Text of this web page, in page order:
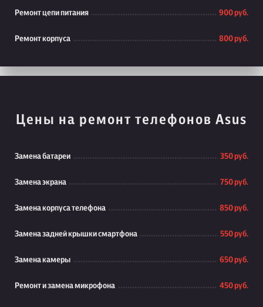
Ремонт цепи питания 900 руб.
Ремонт корпуса 800 руб.
Цены на ремонт телефонов Asus
Замена батареи 350 руб.
Замена экрана 750 руб.
Замена корпуса телефона 850 руб.
Замена задней крышки смартфона 550 руб.
Замена камеры 650 руб.
Ремонт и замена микрофона 450 руб.